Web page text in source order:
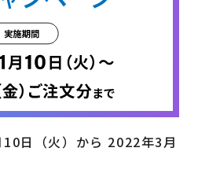
日（火）から 2022年3月